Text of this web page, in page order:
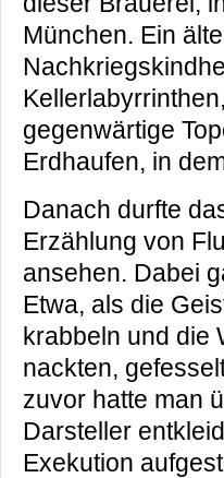
München. Ein
gegenwärtige
Erdhaufen, in
Danach durfte
Erzählung von
ansehen. Dabei
Etwa, als die
krabbeln und die
nackten,
zuvor hatte man
Darsteller
Exekution